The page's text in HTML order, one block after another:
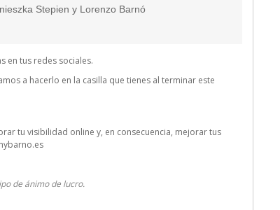
Stepien y Lorenzo Barnó
en tus redes sociales.
a hacerlo en la casilla que tienes al terminar este
tu visibilidad online y, en consecuencia, mejorar tus
de ánimo de lucro.